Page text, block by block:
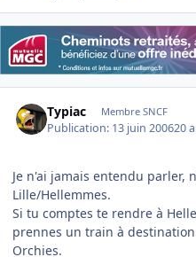
Typiac Membre SNCF
Publication: 13 juin 200620
Je n'ai jamais entendu parler,
Lille/Hellemmes.
Si tu comptes te rendre à
prennes un train à
Orchies.